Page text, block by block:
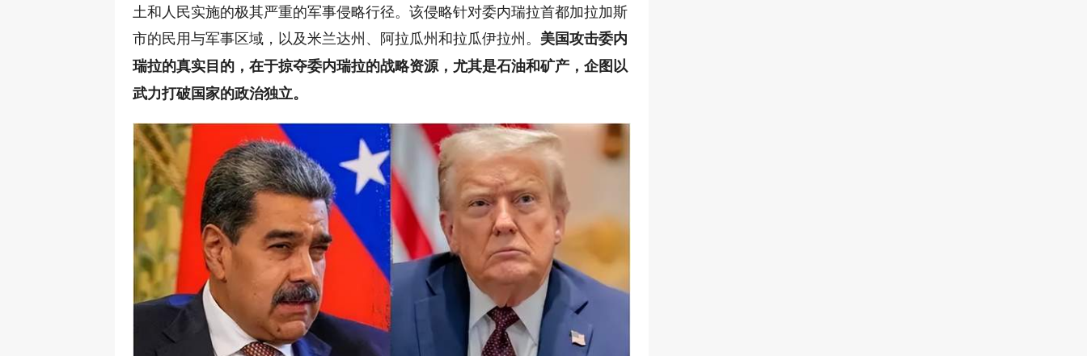
土和人民实施的极其严重的军事侵略行径。该侵略针对委内瑞拉首都加拉加斯
市的民用与军事区域，以及米兰达州、阿拉瓜州和拉瓜伊拉州。 美国攻击委内
瑞拉的真实目的，在于掠夺委内瑞拉的战略资源，尤其是石油和矿产，企图以
武力打破国家的政治独立。